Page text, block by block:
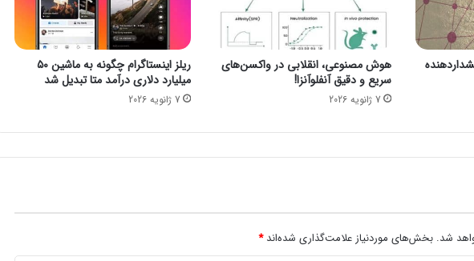
ر
ب
ه
گ
ع
ی‌
هوش مصنوعی، انقلابی در واکسن‌های
سریع و دقیق آنفلوآنزا!
7 ژانویه 2026
ریلز اینستاگرام چگونه به ماشین ۵۰
میلیارد دلاری درآمد متا تبدیل شد
7 ژانویه 2026
شد. بخش‌های موردنیاز علامت‌گذاری شده‌اند*